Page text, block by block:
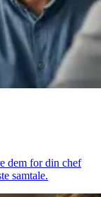
dem for din chef
samtale.